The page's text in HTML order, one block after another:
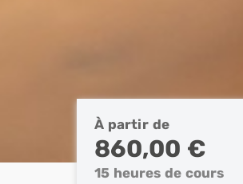
À partir de
860,00 €
15 heures de cours